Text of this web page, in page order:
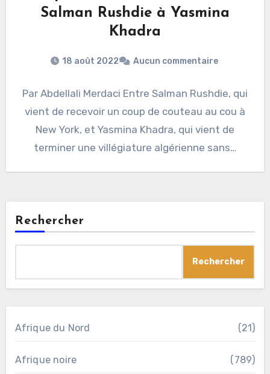
Salman Rushdie à Yasmina
Khadra
18 août 2022 Aucun commentaire
Par Abdellali Merdaci Entre Salman Rushdie, qui
vient de recevoir un coup de couteau au cou à
New York, et Yasmina Khadra, qui vient de
terminer une villégiature algérienne sans…
Rechercher
Rechercher
Afrique du Nord (21)
Afrique noire (789)